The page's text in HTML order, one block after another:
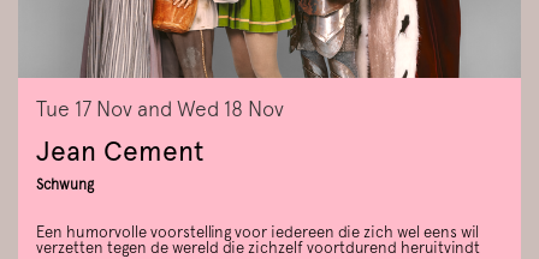
Jean Cement
Schwung
Een humorvolle voorstelling voor iedereen die zich wel eens wil
verzetten tegen de wereld die zichzelf voortdurend heruitvindt
Tue 17 Nov and Wed 18 Nov